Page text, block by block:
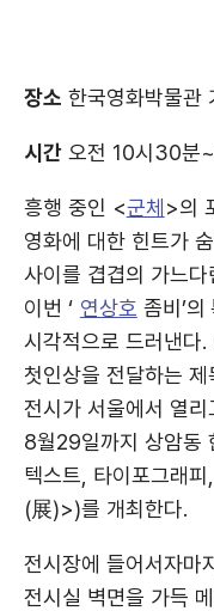
장소 한국영화박물관
시간오전 10시30분
흥행 중인 <군체 >의
영화에 대한 힌트가 숨
사이를 겹겹의 가느
이번 ‘ 연상호 좀비’
시각적으로 드러낸다.
첫인상을 전달하는
전시가 서울에서 열
8월29일까지 상암동
텍스트, 타이포그래
(展)>)를 개최한다.
전시장에 들어서자마
전시실 벽면을 가득